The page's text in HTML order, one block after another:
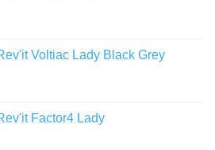
Voltiac Lady Black Grey
Factor4 Lady